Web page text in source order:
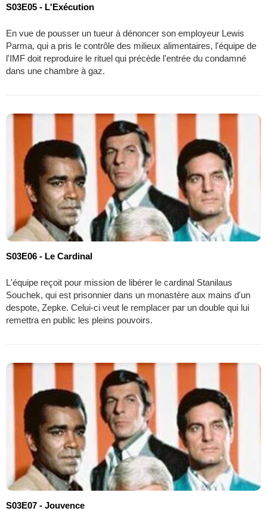
S03E05 - L'Exécution
En vue de pousser un tueur à dénoncer son employeur Lewis
Parma, qui a pris le contrôle des milieux alimentaires, l'équipe de
l'IMF doit reproduire le rituel qui précède l'entrée du condamné
dans une chambre à gaz.
S03E06 - Le Cardinal
L'équipe reçoit pour mission de libérer le cardinal Stanilaus
Souchek, qui est prisonnier dans un monastère aux mains d'un
despote, Zepke. Celui-ci veut le remplacer par un double qui lui
remettra en public les pleins pouvoirs.
S03E07 - Jouvence